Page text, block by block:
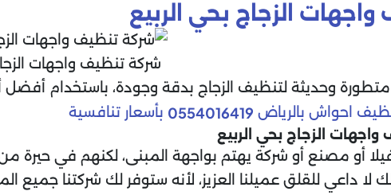
الزجاج بحي الربيع
شركة تنظيف واجهات
وحديثة لتنظيف الزجاج بدقة وجودة، باستخدام أفضل
احواش بالرياض 0554016419 بأسعار تنافسية
الزجاج بحي الربيع
أو مصنع أو شركة يهتم بواجهة المبنى، لكنهم في حيرة
داعي للقلق عميلنا العزيز، لأنه ستوفر لك شركتنا جميع